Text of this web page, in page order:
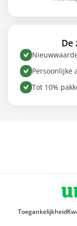
De
Persoonlijke
Tot 10%
Toegankelijkheid